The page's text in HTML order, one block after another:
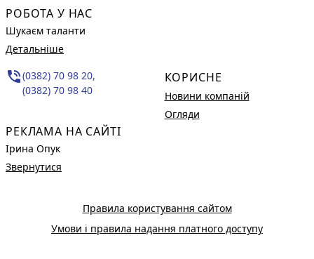
РОБОТА У НАС
Шукаєм таланти
Детальніше
phone_in_talk(0382) 70 98 20,
(0382) 70 98 40
РЕКЛАМА НА САЙТІ
Ірина Опук
Звернутися
КОРИСНЕ
Новини компаній
Огляди
Правила користування сайтом
Умови і правила надання платного доступу